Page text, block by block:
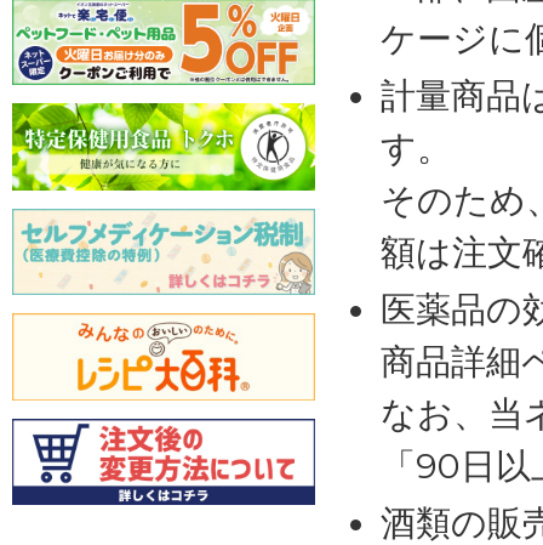
ケージに
計量商品
す。
そのため
額は注文
医薬品の
商品詳細
なお、当
「90日
酒類の販